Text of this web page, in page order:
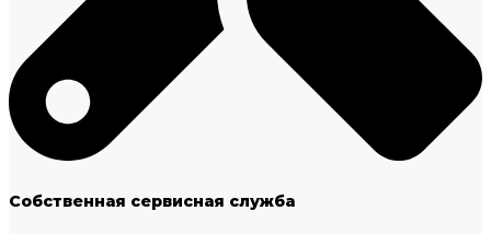
Собственная сервисная служба